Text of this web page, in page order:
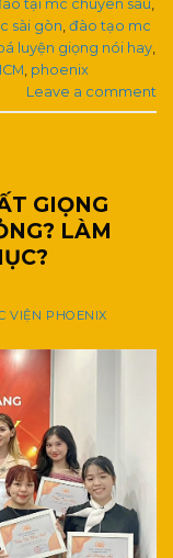
tại mc chuyên sâu
sài gòn đào tạo mc
luyện giọng nói hay
phoenix
Leave a comment
GIỌNG
LÀM
VIỆN PHOENIX